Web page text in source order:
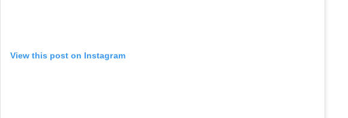
View this post on Instagram